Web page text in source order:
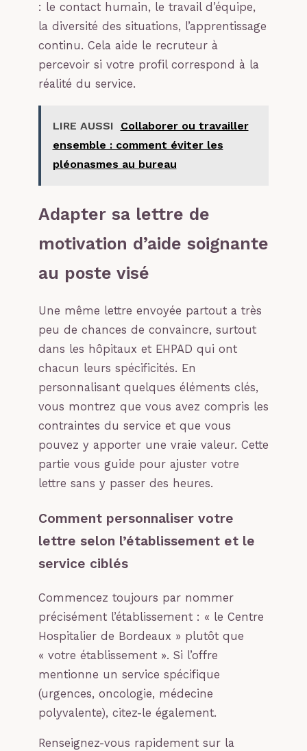
: le contact humain, le travail d’équipe,
la diversité des situations, l’apprentissage
continu. Cela aide le recruteur à
percevoir si votre profil correspond à la
réalité du service.
LIRE AUSSI
Collaborer ou travailler
ensemble : comment éviter les
pléonasmes au bureau
Adapter sa lettre de
motivation d’aide soignante
au poste visé
Une même lettre envoyée partout a très
peu de chances de convaincre, surtout
dans les hôpitaux et EHPAD qui ont
chacun leurs spécificités. En
personnalisant quelques éléments clés,
vous montrez que vous avez compris les
contraintes du service et que vous
pouvez y apporter une vraie valeur. Cette
partie vous guide pour ajuster votre
lettre sans y passer des heures.
Comment personnaliser votre
lettre selon l’établissement et le
service ciblés
Commencez toujours par nommer
précisément l’établissement : « le Centre
Hospitalier de Bordeaux » plutôt que
« votre établissement ». Si l’offre
mentionne un service spécifique
(urgences, oncologie, médecine
polyvalente), citez-le également.
Renseignez-vous rapidement sur la